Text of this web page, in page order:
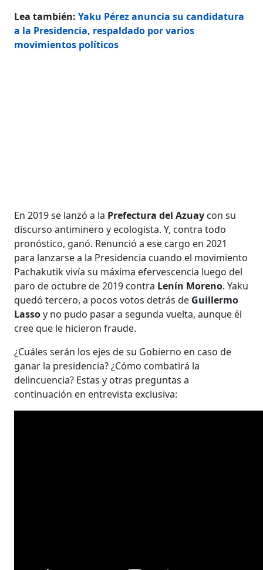
Lea también:Yaku Pérez anuncia su candidatura
a la Presidencia, respaldado por varios
movimientos políticos
En 2019 se lanzó a la Prefectura del Azuay con su
discurso antiminero y ecologista. Y, contra todo
pronóstico, ganó. Renunció a ese cargo en 2021
para lanzarse a la Presidencia cuando el movimiento
Pachakutik vivía su máxima efervescencia luego del
paro de octubre de 2019 contra Lenín Moreno. Yaku
quedó tercero, a pocos votos detrás de Guillermo
Lassoy no pudo pasar a segunda vuelta, aunque él
cree que le hicieron fraude.
¿Cuáles serán los ejes de su Gobierno en caso de
ganar la presidencia? ¿Cómo combatirá la
delincuencia? Estas y otras preguntas a
continuación en entrevista exclusiva: